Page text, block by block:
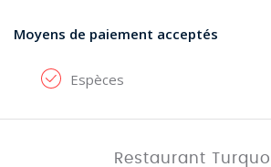
Moyens de paiement acceptés
Espèces
Restaurant